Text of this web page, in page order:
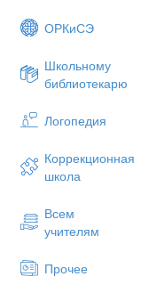
ОРКиСЭ
Школьному
библиотекарю
Логопедия
Коррекционная
школа
Всем
учителям
Прочее